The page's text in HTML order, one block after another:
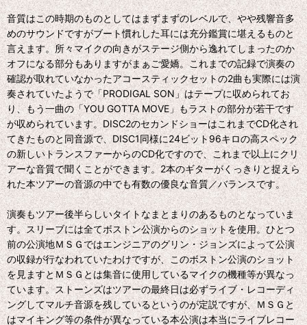
音質はこの時期のものとしてはまずまずのレベルで、やや残響音多
めのサウンドですがブート慣れした耳には充分鑑賞に堪えるものと
言えます。所々マイクの向きがステージ側から逸れてしまったのか
オフになる部分もありますがまぁご愛嬌。これまでの記録で演奏の
確認が取れていなかったアコースティックセットの2曲も実際には演
奏されていたようで「PRODIGAL SON」はテープに収められてお
り、もう一曲の「YOU GOTTA MOVE」もラストの部分が若干です
が収められています。DISC2のセカンドショーはこれまでCD化され
てきたものと同音源で、DISC1同様に24ビット96キロの高スペック
の新しいトランスファーからのCD化ですので、これまで以上にクリ
アーな音質で聞くことができます。2本のギターがくっきりと捉えら
れた本ツアーの音源の中でも有数の優良な音質／バランスです。
演奏もツアー後半らしいタイトなまとまりのあるものとなっていま
す。スリーブには全てボストン公演からのショットを使用。ひとつ
前の公演地ＭＳＧではエンジニアのグリン・ジョンズによって公演
の収録が行なわれていたわけですが、このボストン公演のショット
を見ますとＭＳＧとは集音に使用しているマイクの機種等が異なっ
ています。ストーンズはツアーの最終日は必ずライブ・レコーディ
ングしてマルチ音源を残しているというのが定説ですが、ＭＳＧと
はマイキング等の条件が異なっている本公演は本当にライブレコー